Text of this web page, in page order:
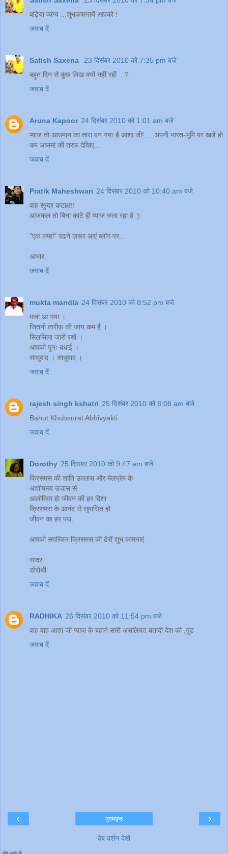
बढ़िया व्यंग्य ...शुभकामनायें आपको !
जवाब दें
Satish Saxena
23 दिसंबर 2010 को 7:35 pm बजे
बहुत दिन से कुछ लिख क्यों नहीं रहीं ...?
जवाब दें
Aruna Kapoor 24 दिसंबर 2010 को 1:01 am बजे
प्याज तो आसमान का तारा बन गया है आशा जी!.....अपनी भारत-भूमि पर खडे हो
कर आसमां की तरफ देखिए...
जवाब दें
Pratik Maheshwari 24 दिसंबर 2010 को 10:40 am बजे
वाह सुन्दर कटाक्ष!!
आजकल तो बिना काटे ही प्याज रुला रहा है :)
"एक लम्हां" पढने ज़रूर आएं ब्लॉग पर..
आभार
जवाब दें
mukta mandla 24 दिसंबर 2010 को 8:52 pm बजे
मजा आ गया ।
जितनी तारीफ़ की जाय कम है ।
सिलसिला जारी रखें ।
आपको पुनः बधाई ।
साधुवाद । साधुवाद ।
जवाब दें
rajesh singh kshatri 25 दिसंबर 2010 को 8:08 am बजे
Bahut Khubsurat Abhivyakti.
जवाब दें
Dorothy 25 दिसंबर 2010 को 9:47 am बजे
क्रिसमस की शांति उल्लास और मेलप्रेम के
आशीषमय उजास से
आलोकित हो जीवन की हर दिशा
क्रिसमस के आनंद से सुवासित हो
जीवन का हर पथ.
आपको सपरिवार क्रिसमस की ढेरों शुभ कामनाएं
सादर
डोरोथी
जवाब दें
RADHIKA 26 दिसंबर 2010 को 11:54 pm बजे
वाह वाह आशा जी प्याज़ के बहाने सारी असलियत बतादी देश की ,गुड
जवाब दें
‹ ›
मुख्यपृष्ठ
वेब वर्शन देखें